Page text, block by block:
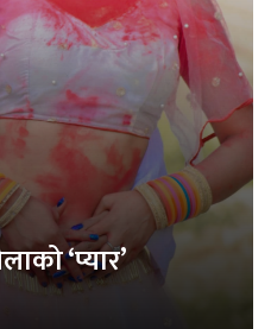
‘प्यार’